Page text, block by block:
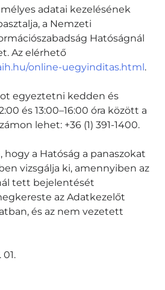
adatai kezelésének
a Nemzeti
Hatóságnál
Az elérhető
online-uegyinditas.html.
egyeztetni kedden és
és 13:00–16:00 óra között a
lehet: +36 (1) 391-1400.
a Hatóság a panaszokat
vizsgálja ki, amennyiben az
tett bejelentését
az Adatkezelőt
és az nem vezetett